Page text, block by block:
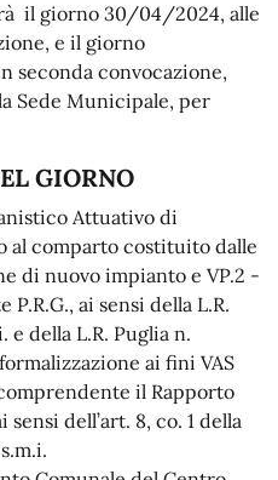
il giorno 30/04/2024, alle
e il giorno
seconda convocazione,
Sede Municipale, per
GIORNO
Attuativo di
al comparto costituito dalle
di nuovo impianto e VP.2 -
ai sensi della L.R.
e della L.R. Puglia n.
ai fini VAS
il Rapporto
dell’art. 8, co. 1 della